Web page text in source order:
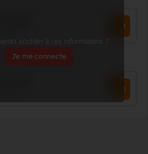
accéder à ces informations ?
Je me connecte